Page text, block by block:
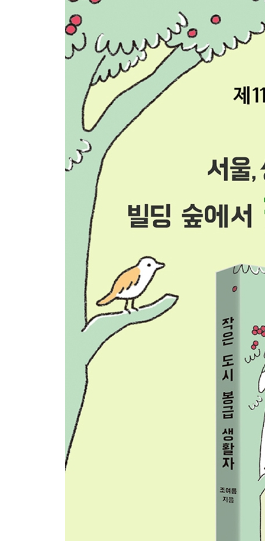
다른 도시를 이해한다는 것
동네 책방의 메카, 제주
인간을 바꾸는 방법 세 가지
답답한 일상의 판을 뒤집고 싶을
내게 맞는 도시를 찾는 새로운 대안, 워케이션
워케이션 해볼까?
도시는 메시지를 던진다
에필로그
_ 도시, 인생의 목표를 실현할 각기 다른 모양의 도